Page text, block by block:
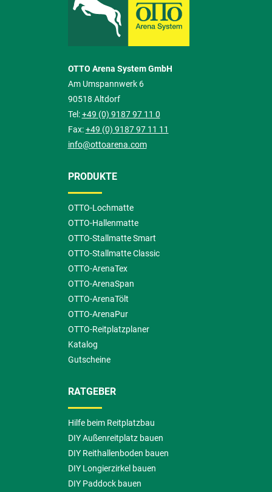
OTTO Arena System GmbH
Am Umspannwerk 6
90518 Altdorf
Tel:+49 (0) 9187 97 11 0
Fax:+49 (0) 9187 97 11 11
info@ottoarena.com
PRODUKTE
OTTO-Lochmatte
OTTO-Hallenmatte
OTTO-Stallmatte Smart
OTTO-Stallmatte Classic
OTTO-ArenaTex
OTTO-ArenaSpan
OTTO-ArenaTölt
OTTO-ArenaPur
OTTO-Reitplatzplaner
Katalog
Gutscheine
RATGEBER
Hilfe beim Reitplatzbau
DIY Außenreitplatz bauen
DIY Reithallenboden bauen
DIY Longierzirkel bauen
DIY Paddock bauen